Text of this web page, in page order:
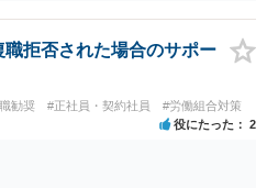
面談をする際，そのような案件に対
います。 ただ，組合員の相談内容に
れともどのような分野でもよいと
るかの観点も重要です。 組合員とす
ば受任まで考えている場合も多いと
としての相談だけではなく，基本的
要もあるかもしれません。 そうで
変わってしまうこともあると思い
拒否された場合のサポー
勧奨 #正社員・契約社員 #労働組合対策
役にたった 2